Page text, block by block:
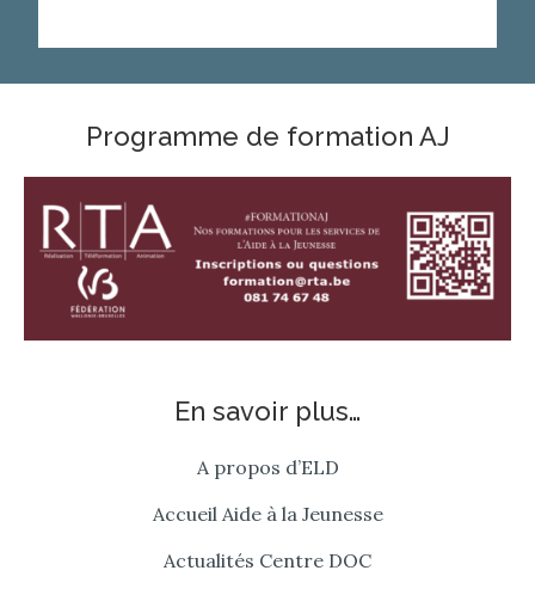
Programme de formation AJ
En savoir plus…
A propos d’ELD
Accueil Aide à la Jeunesse
Actualités Centre DOC